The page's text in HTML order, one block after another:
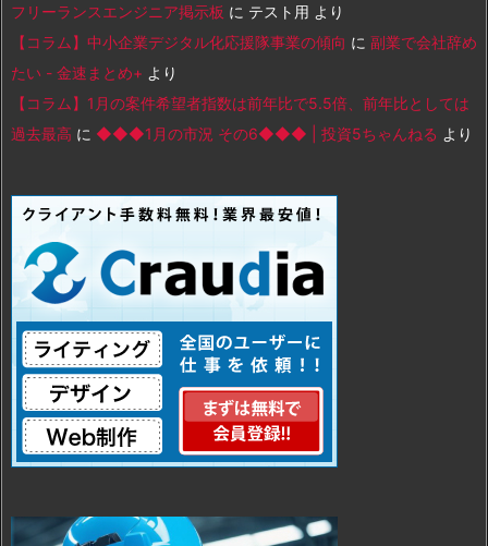
フリーランスエンジニア掲示板 に テスト用 より
【コラム】中小企業デジタル化応援隊事業の傾向 に 副業で会社辞め
たい - 金速まとめ+ より
【コラム】1月の案件希望者指数は前年比で5.5倍、前年比としては
過去最高 に ◆◆◆1月の市況 その6◆◆◆ | 投資5ちゃんねる より